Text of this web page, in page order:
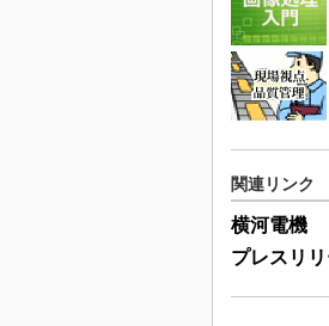
関連リンク
横河電機
プレスリ